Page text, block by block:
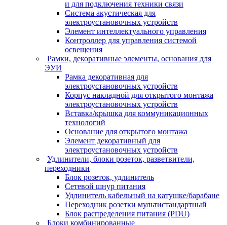
и для подключения техники связи
Система акустическая для
электроустановочных устройств
Элемент интеллектуального управления
Контроллер для управления системой
освещения
Рамки, декоративные элементы, основания для
ЭУИ
Рамка декоративная для
электроустановочных устройств
Корпус накладной для открытого монтажа
электроустановочных устройств
Вставка/крышка для коммуникационных
технологий
Основание для открытого монтажа
Элемент декоративный для
электроустановочных устройств
Удлинители, блоки розеток, разветвители,
переходники
Блок розеток, удлинитель
Сетевой шнур питания
Удлинитель кабельный на катушке/барабане
Переходник розетки мультистандартный
Блок распределения питания (PDU)
Блоки комбинированные